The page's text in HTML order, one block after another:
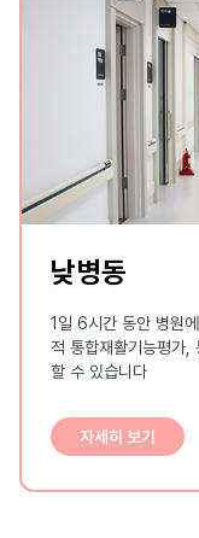
낮병동
1일 6시간 동안 병원
적 통합재활기능평가,
할 수 있습니다
자세히 보기